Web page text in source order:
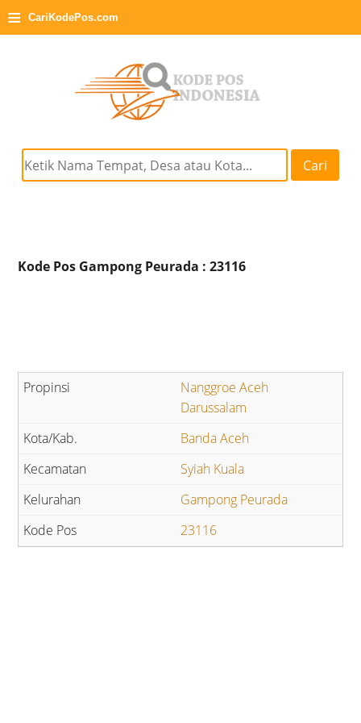
≡ CariKodePos.com
Cari
Kode Pos Gampong Peurada : 23116
Nanggroe Aceh
Darussalam
Banda Aceh
Syiah Kuala
Gampong Peurada
23116